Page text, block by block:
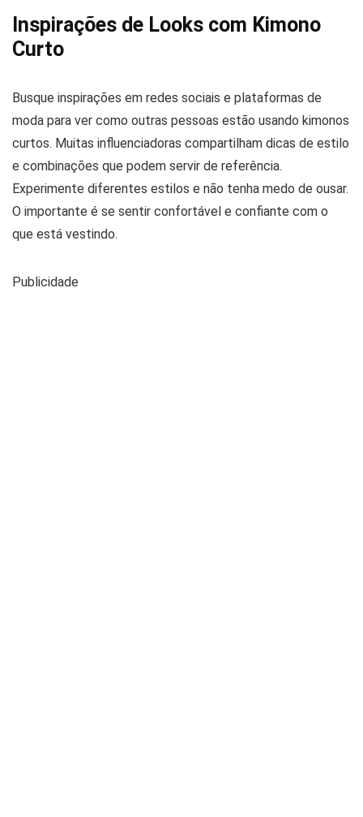
Inspirações de Looks com Kimono
Curto
Busque inspirações em redes sociais e plataformas de
moda para ver como outras pessoas estão usando kimonos
curtos. Muitas influenciadoras compartilham dicas de estilo
e combinações que podem servir de referência.
Experimente diferentes estilos e não tenha medo de ousar.
O importante é se sentir confortável e confiante com o
que está vestindo.
Publicidade